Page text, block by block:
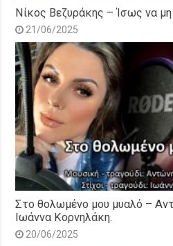
Νίκος Βεζυράκης – Ίσως να
21/06/2025
Στο θολωμένο μου μυαλό –
Ιωάννα Κορνηλάκη.
20/06/2025